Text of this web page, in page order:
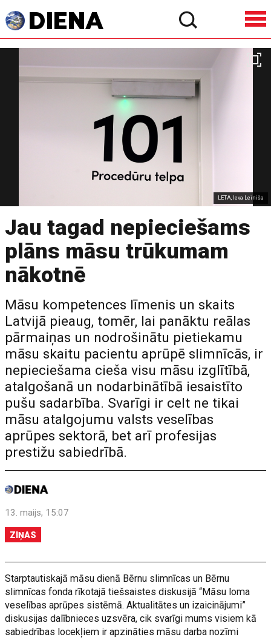
LETA, Ieva Leiniša
Jau tagad nepieciešams
plāns māsu trūkumam
nākotnē
Māsu kompetences līmenis un skaits
Latvijā pieaug, tomēr, lai panāktu reālas
pārmaiņas un nodrošinātu pietiekamu
māsu skaitu pacientu aprūpē slimnīcās, ir
nepieciešama cieša visu māsu izglītībā,
atalgošanā un nodarbinātībā iesaistīto
pušu sadarbība. Svarīgi ir celt ne tikai
māsu atalgojumu valsts veselības
aprūpes sektorā, bet arī profesijas
prestižu sabiedrībā.
13. maijs, 15:07
ZIŅAS
Starptautiskajā māsu dienā Bērnu slimnīcas un Bērnu
slimnīcas fonda rīkotajā tiešsaistes diskusijā “Māsu loma
veselības aprūpes sistēmā. Aktualitātes un izaicinājumi”
diskusijas dalībnieces uzsvēra, cik svarīgi mums visiem kā
sabiedrības locekļiem ir apzināties māsu darba nozīmi